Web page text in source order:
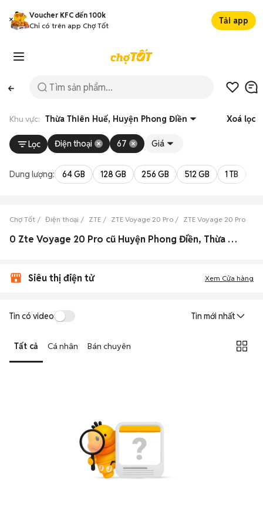
Voucher KFC đến 100k
Chỉ có trên app Chợ Tốt
Tải app
Khu vực: Thừa Thiên Huế, Huyện Phong Điền Xoá lọc
Lọc Điện thoại 67 Giá
Dung lượng: 64 GB 128 GB 256 GB 512 GB 1 TB
Chợ Tốt Điện thoại ZTE ZTE Voyage 20 Pro ZTE Voyage 20 Pro
0 Zte Voyage 20 Pro cũ Huyện Phong Điền, Thừa Thiên Huế đẹp
Siêu thị điện tử Xem Cửa hàng
Tin có video Tin mới nhất
Tất cả Cá nhân Bán chuyên